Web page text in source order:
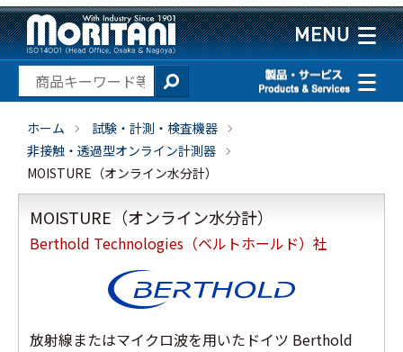
ホーム
試験・計測・検査機器
非接触・透過型オンライン計測器
MOISTURE（オンライン水分計）
MOISTURE（オンライン水分計）
Berthold Technologies（ベルトホールド）社
放射線またはマイクロ波を⽤いたドイツ Berthold